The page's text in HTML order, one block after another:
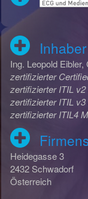
Ing. Leopold Eibler,
zertifizierter
zertifizierter ITIL
zertifizierter ITIL
zertifizierter ITIL4
Heidegasse 3
2432 Schwadorf
Österreich